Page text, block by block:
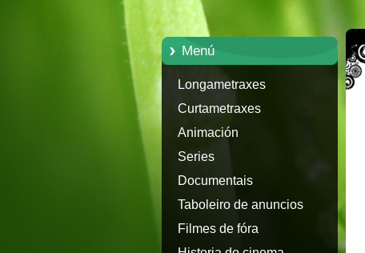
Menú
Longametraxes
Curtametraxes
Animación
Series
Documentais
Taboleiro de anuncios
Filmes de fóra